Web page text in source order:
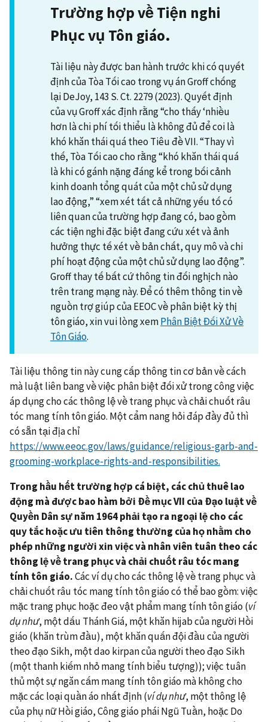
Trường hợp về Tiện nghi
Phục vụ Tôn giáo.
Tài liệu này được ban hành trước khi có quyết
định của Tòa Tối cao trong vụ án Groff chống
lại DeJoy, 143 S. Ct. 2279 (2023). Quyết định
của vụ Groff xác định rằng “cho thấy ‘nhiều
hơn là chi phí tối thiểu là không đủ để coi là
khó khăn thái quá theo Tiêu đề VII. “Thay vì
thế, Tòa Tối cao cho rằng “khó khăn thái quá
là khi có gánh nặng đáng kể trong bối cảnh
kinh doanh tổng quát của một chủ sử dụng
lao động,” “xem xét tất cả những yếu tố có
liên quan của trường hợp đang có, bao gồm
các tiện nghi đặc biệt đang cứu xét và ảnh
hưởng thực tế xét về bản chất, quy mô và chi
phí hoạt động của một chủ sử dụng lao động”.
Groff thay tế bất cứ thông tin đối nghịch nào
trên trang mạng này. Để có thêm thông tin về
nguồn trợ giúp của EEOC về phân biệt kỳ thị
tôn giáo, xin vui lòng xemPhân Biệt Đối Xử Về
Tôn Giáo.
Tài liệu thông tin này cung cấp thông tin cơ bản về cách
mà luật liên bang về việc phân biệt đối xử trong công việc
áp dụng cho các thông lệ về trang phục và chải chuốt râu
tóc mang tính tôn giáo. Một cẩm nang hỏi đáp đầy đủ thì
có sẵn tại địa chỉ
https://www.eeoc.gov/laws/guidance/religious-garb-and-
grooming-workplace-rights-and-responsibilities.
Trong hầu hết trường hợp cá biệt, các chủ thuê lao
động mà được bao hàm bởi Đề mục VII của Đạo luật về
Quyền Dân sự năm 1964 phải tạo ra ngoại lệ cho các
quy tắc hoặc ưu tiên thông thường của họ nhằm cho
phép những người xin việc và nhân viên tuân theo các
thông lệ về trang phục và chải chuốt râu tóc mang
tính tôn giáo.Các ví dụ cho các thông lệ về trang phục và
chải chuốt râu tóc mang tính tôn giáo có thể bao gồm: việc
mặc trang phục hoặc đeo vật phẩm mang tính tôn giáo (ví
dụ như, một dấu Thánh Giá, một khăn hijab của người Hồi
giáo (khăn trùm đầu), một khăn quấn đội đầu của người
theo đạo Sikh, một dao kirpan của người theo đạo Sikh
(một thanh kiếm nhỏ mang tính biểu tượng)); việc tuân
thủ một sự ngăn cấm mang tính tôn giáo mà không cho
mặc các loại quần áo nhất định (ví dụ như, một thông lệ
của phụ nữ Hồi giáo, Công giáo phái Ngũ Tuần, hoặc Do